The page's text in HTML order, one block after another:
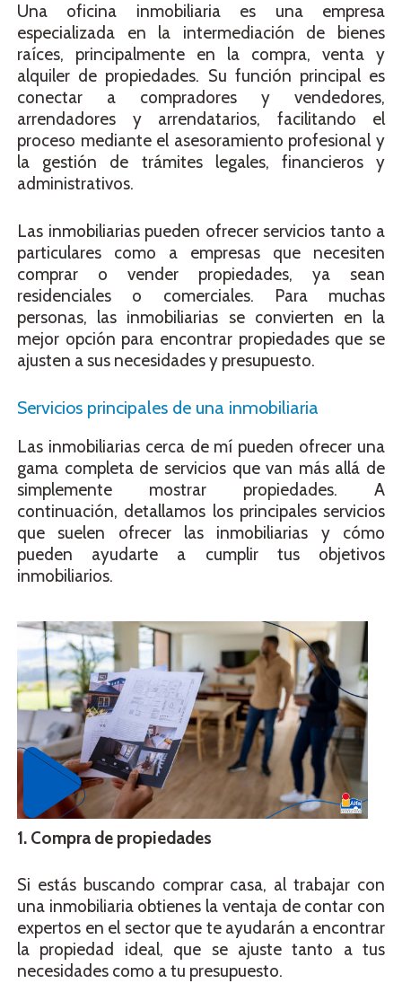
Una oficina inmobiliaria es una empresa
especializada en la intermediación de bienes
raíces, principalmente en la compra, venta y
alquiler de propiedades. Su función principal es
conectar a compradores y vendedores,
arrendadores y arrendatarios, facilitando el
proceso mediante el asesoramiento profesional y
la gestión de trámites legales, financieros y
administrativos.
Las inmobiliarias pueden ofrecer servicios tanto a
particulares como a empresas que necesiten
comprar o vender propiedades, ya sean
residenciales o comerciales. Para muchas
personas, las inmobiliarias se convierten en la
mejor opción para encontrar propiedades que se
ajusten a sus necesidades y presupuesto.
Servicios principales de una inmobiliaria
Las inmobiliarias cerca de mí pueden ofrecer una
gama completa de servicios que van más allá de
simplemente mostrar propiedades. A
continuación, detallamos los principales servicios
que suelen ofrecer las inmobiliarias y cómo
pueden ayudarte a cumplir tus objetivos
inmobiliarios.
1. Compra de propiedades
Si estás buscando comprar casa, al trabajar con
una inmobiliaria obtienes la ventaja de contar con
expertos en el sector que te ayudarán a encontrar
la propiedad ideal, que se ajuste tanto a tus
necesidades como a tu presupuesto.